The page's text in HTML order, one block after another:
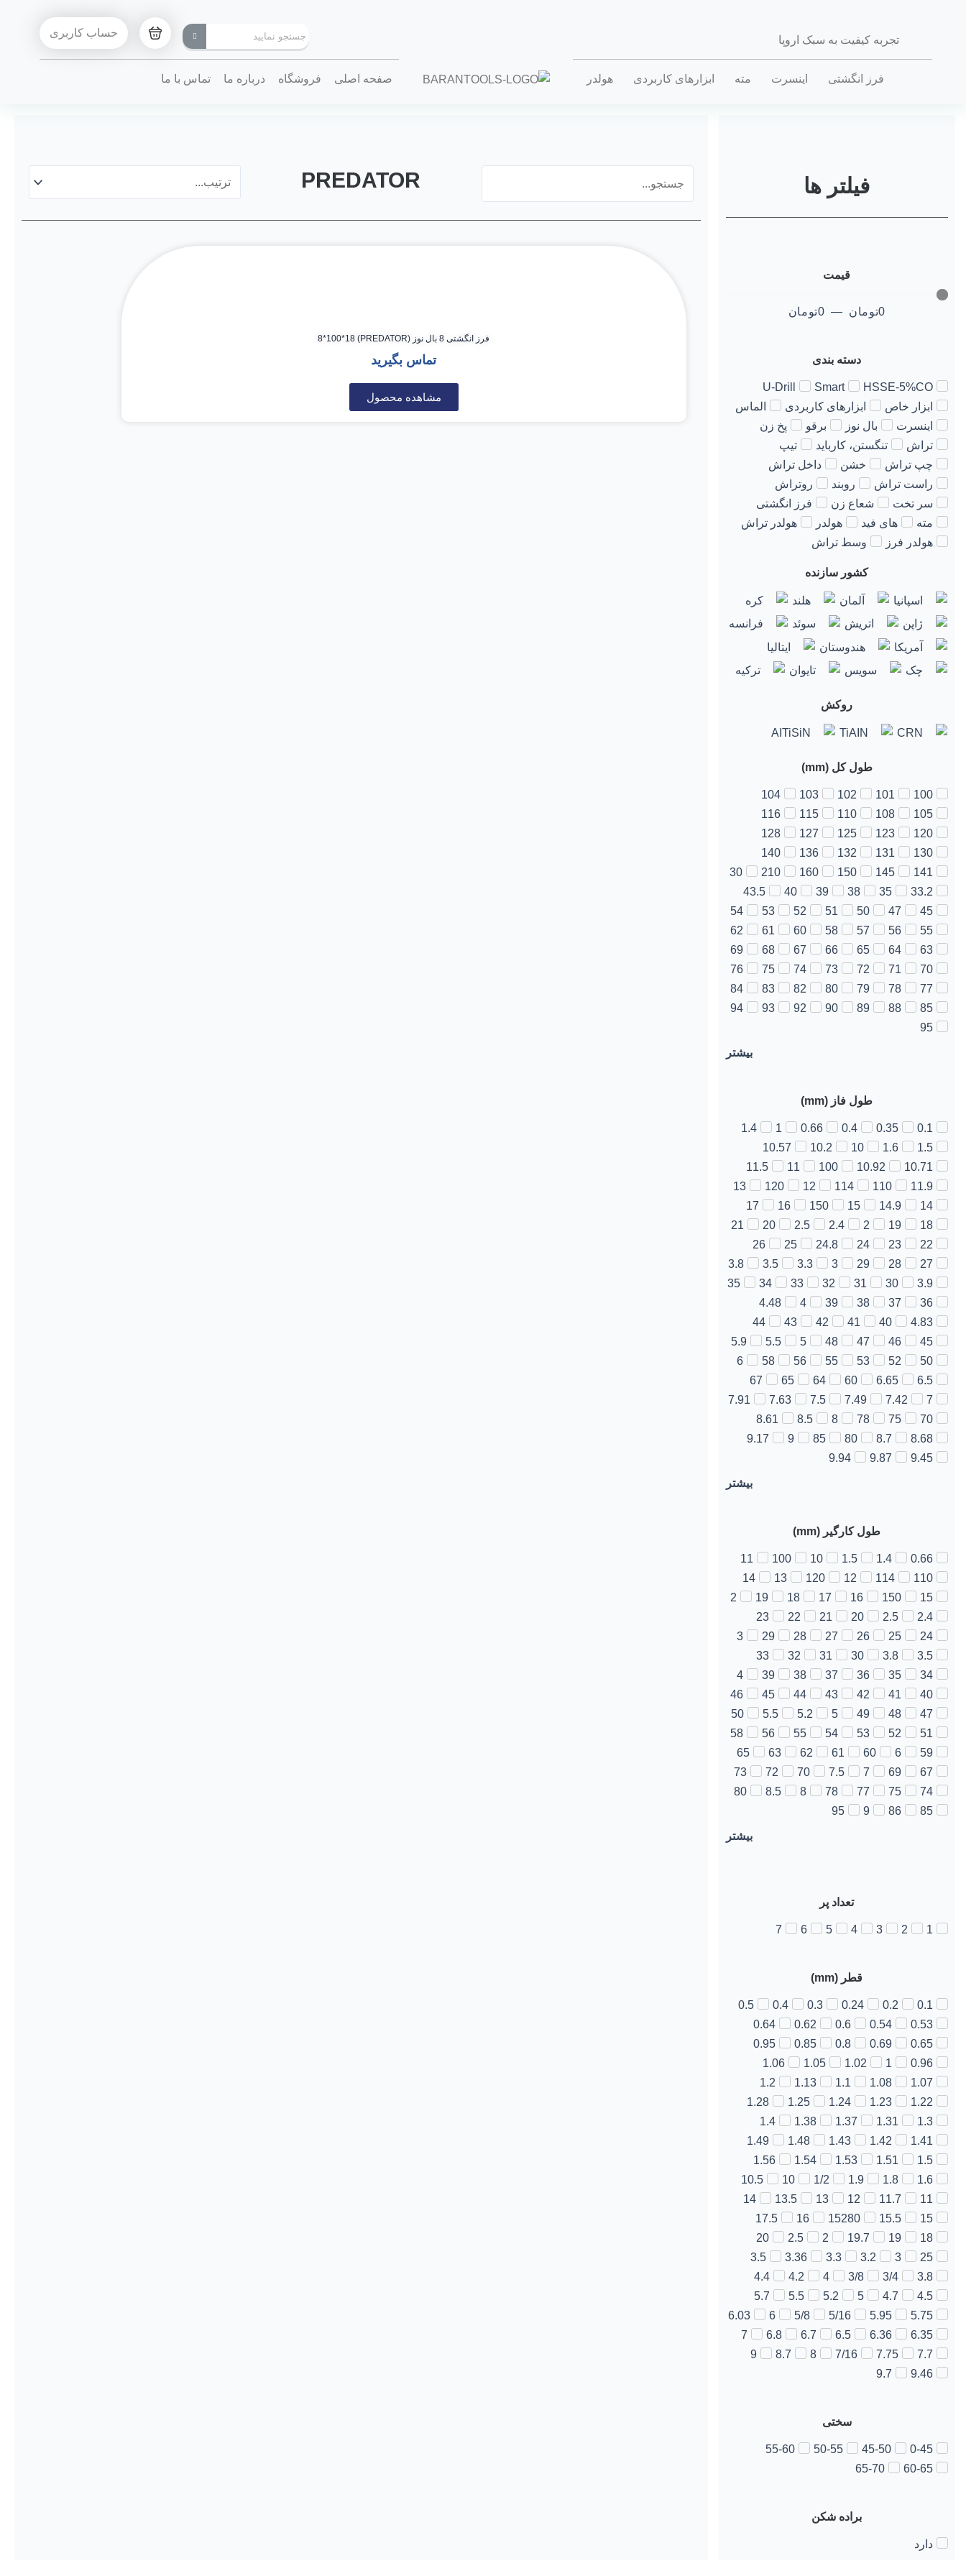
تجربه کیفیت به سبک اروپا
فرز انگشتی اینسرت مته ابزارهای کاربردی هولدر
حساب کاربری
صفحه اصلی فروشگاه درباره ما تماس با ما
فیلتر ها
قیمت
0تومان —
0تومان
دسته بندی
HSSE-5%CO
Smart
U-Drill
ابزار خاص
ابزارهای کاربردی
الماس
اینسرت
بال نوز برقو
پخ زن
تراش
تنگستن، کارباید
تیپ
چپ تراش
خشن
داخل تراش
راست تراش
روبند
روتراش
سر تخت
شعاع زن
فرز انگشتی
مته
های فید هولدر
هولدر تراش
هولدر فرز
وسط تراش
کشور سازنده
اسپانیا آلمان هلند
کره
ژاپن
اتریش سوئد
فرانسه
آمریکا
هندوستان
ایتالیا
چک
سویس تایوان ترکیه
روکش
CRN
TiAIN
AITiSiN
طول کل (mm)
100
101
102
103
104
105
108
110
115
116
120
123
125
127
128
130
131
132
136
140
141
145
150
160
210
30
33.2
35
38
39
40
43.5
45
47
50
51
52
53
54
55
56
57
58
60
61
62
63
64
65
66
67
68
69
70
71
72
73
74
75
76
77
78
79
80
82
83
84
85
88
89
90
92
93
94
95
بیشتر
طول فاز (mm)
0.1
0.35
0.4
0.66
1
1.4
1.5
1.6
10
10.2
10.57
10.71
10.92
100
11
11.5
11.9
110
114
12
120
13
14
14.9
15
150
16
17
18
19
2
2.4
2.5
20
21
22
23
24
24.8
25
26
27
28
29
3
3.3
3.5
3.8
3.9
30
31
32
33
34
35
36
37
38
39
4
4.48
4.83
40
41
42
43
44
45
46
47
48
5
5.5
5.9
50
52
53
55
56
58
6
6.5
6.65
60
64
65
67
7
7.42
7.49
7.5
7.63
7.91
70
75
78
8
8.5
8.61
8.68
8.7
80
85
9
9.17
9.45
9.87
9.94
بیشتر
طول کارگیر (mm)
0.66
1.4
1.5
10
100
11
110
114
12
120
13
14
15
150
16
17
18
19
2
2.4
2.5
20
21
22
23
24
25
26
27
28
29
3
3.5
3.8
30
31
32
33
34
35
36
37
38
39
4
40
41
42
43
44
45
46
47
48
49
5
5.2
5.5
50
51
52
53
54
55
56
58
59
6
60
61
62
63
65
67
69
7
7.5
70
72
73
74
75
77
78
8
8.5
80
85
86
9
95
بیشتر
تعداد پر
1
2
3
4
5
6
7
قطر (mm)
0.1
0.2
0.24
0.3
0.4
0.5
0.53
0.54
0.6
0.62
0.64
0.65
0.69
0.8
0.85
0.95
0.96
1
1.02
1.05
1.06
1.07
1.08
1.1
1.13
1.2
1.22
1.23
1.24
1.25
1.28
1.3
1.31
1.37
1.38
1.4
1.41
1.42
1.43
1.48
1.49
1.5
1.51
1.53
1.54
1.56
1.6
1.8
1.9
1/2
10
10.5
11
11.7
12
13
13.5
14
15
15.5
15280
16
17.5
18
19
19.7
2
2.5
20
25
3
3.2
3.3
3.36
3.5
3.8
3/4
3/8
4
4.2
4.4
4.5
4.7
5
5.2
5.5
5.7
5.75
5.95
5/16
5/8
6
6.03
6.35
6.36
6.5
6.7
6.8
7
7.7
7.75
7/16
8
8.7
9
9.46
9.7
سختی
0-45
45-50
50-55
55-60
60-65
65-70
براده شکن
دارد
PREDATOR
فرز انگشتی 8 بال نوز (PREDATOR) 8*100*18
تماس بگیرید
مشاهده محصول